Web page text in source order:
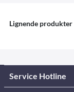
Lignende produkter
Service Hotline